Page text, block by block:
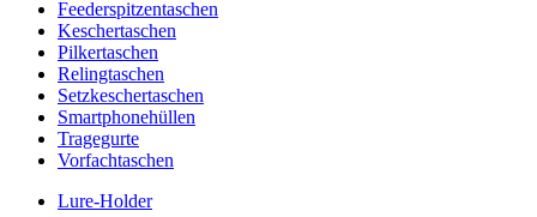
Feederspitzentaschen
Keschertaschen
Pilkertaschen
Relingtaschen
Setzkeschertaschen
Smartphonehüllen
Tragegurte
Vorfachtaschen
Lure-Holder